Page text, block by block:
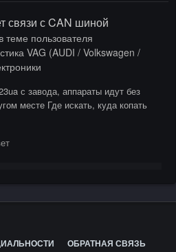
связи с CAN шиной
теме пользователя
VAG (AUDI / Volkswagen /
с завода, аппараты идут без
месте Где искать, куда копать
ОБРАТНАЯ СВЯЗЬ